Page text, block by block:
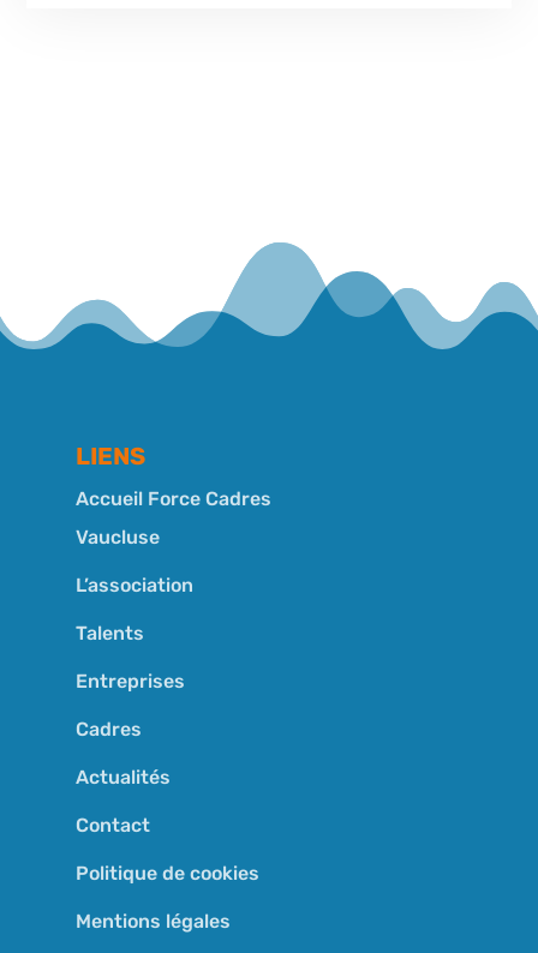
LIENS
Accueil Force Cadres
Vaucluse
L’association
Talents
Entreprises
Cadres
Actualités
Contact
Politique de cookies
Mentions légales